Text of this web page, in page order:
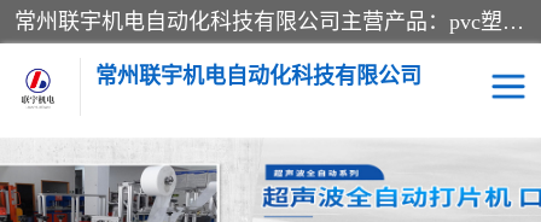
常州联宇机电自动化科技有限公司主营产品：pvc塑料焊机、高频热合机、软膜天花压边机、服装布料凹凸压花机、布料3d压印设备、服装植胶设备、超声波布料花边机、无纺布热合机、全自动压花机。
常州联宇机电自动化科技有限公司
压花定型机以及压花模具 超声波热合机